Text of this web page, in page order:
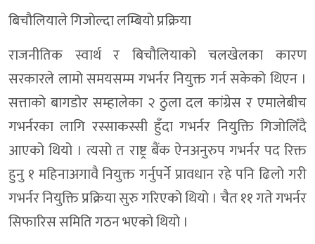
बिचौलियाले गिजोल्दा लम्बियो प्रक्रिया
राजनीतिक स्वार्थ र बिचौलियाको चलखेलका कारण
सरकारले लामो समयसम्म गभर्नर नियुक्त गर्न सकेको थिएन ।
सत्ताको बागडोर सम्हालेका २ ठुला दल कांग्रेस र एमालेबीच
गभर्नरका लागि रस्साकस्सी हुँदा गभर्नर नियुक्ति गिजोलिँदै
आएको थियो । त्यसो त राष्ट्र बैंक ऐनअनुरुप गभर्नर पद रिक्त
हुनु १ महिनाअगावै नियुक्त गर्नुपर्ने प्रावधान रहे पनि ढिलो गरी
गभर्नर नियुक्ति प्रक्रिया सुरु गरिएको थियो । चैत ११ गते गभर्नर
सिफारिस समिति गठन भएको थियो ।